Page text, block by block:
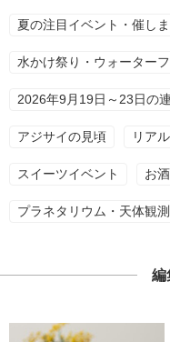
夏の注目イベント・催し
水かけ祭り・ウォーター
2026年9月19日～23日の
アジサイの見頃 リア
スイーツイベント お
プラネタリウム・天体観測
編